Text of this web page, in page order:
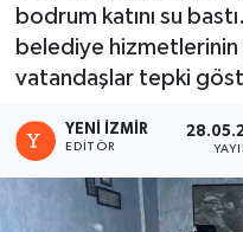
bodrum katını su
belediye
vatandaşlar tepki
YENI İZMIR
EDITÖR
Magazin
Resmi İlanlar
Spor
Teknoloji
Son Dakika
Haber Arşivi